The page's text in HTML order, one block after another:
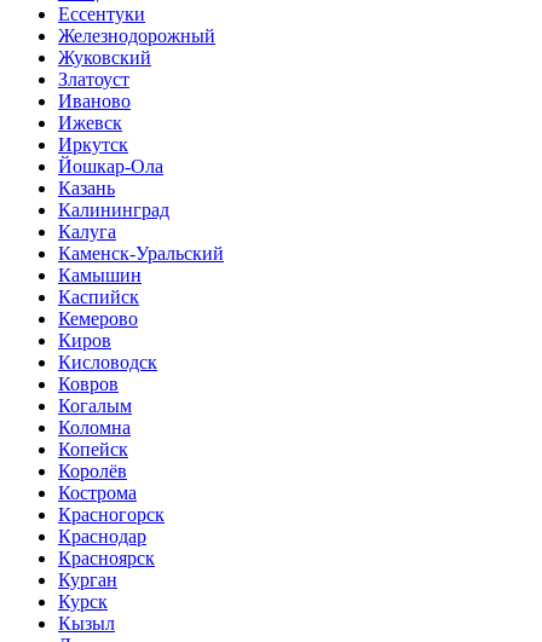
Ессентуки
Железнодорожный
Жуковский
Златоуст
Иваново
Ижевск
Иркутск
Йошкар-Ола
Казань
Калининград
Калуга
Каменск-Уральский
Камышин
Каспийск
Кемерово
Киров
Кисловодск
Ковров
Когалым
Коломна
Копейск
Королёв
Кострома
Красногорск
Краснодар
Красноярск
Курган
Курск
Кызыл